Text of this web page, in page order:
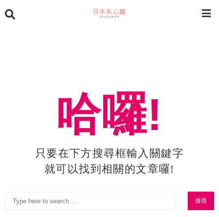
哈囉!
只要在下方搜尋框輸入關鍵字
就可以找到相關的文章囉!